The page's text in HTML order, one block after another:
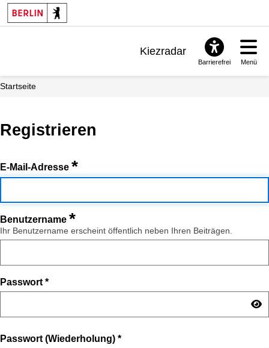
Kiezradar
Barrierefrei Menü
Startseite
Registrieren
E-Mail-Adresse *
Benutzername *
Ihr Benutzername erscheint öffentlich neben Ihren Beiträgen.
Passwort *
Passwort (Wiederholung) *